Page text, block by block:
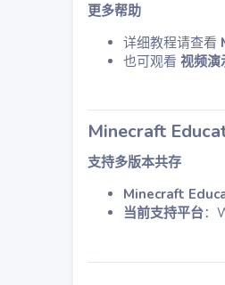
更多帮助
详细教程请查看
也可观看 视频演
Minecraft
支持多版本共存
Minecraft
当前支持平台：